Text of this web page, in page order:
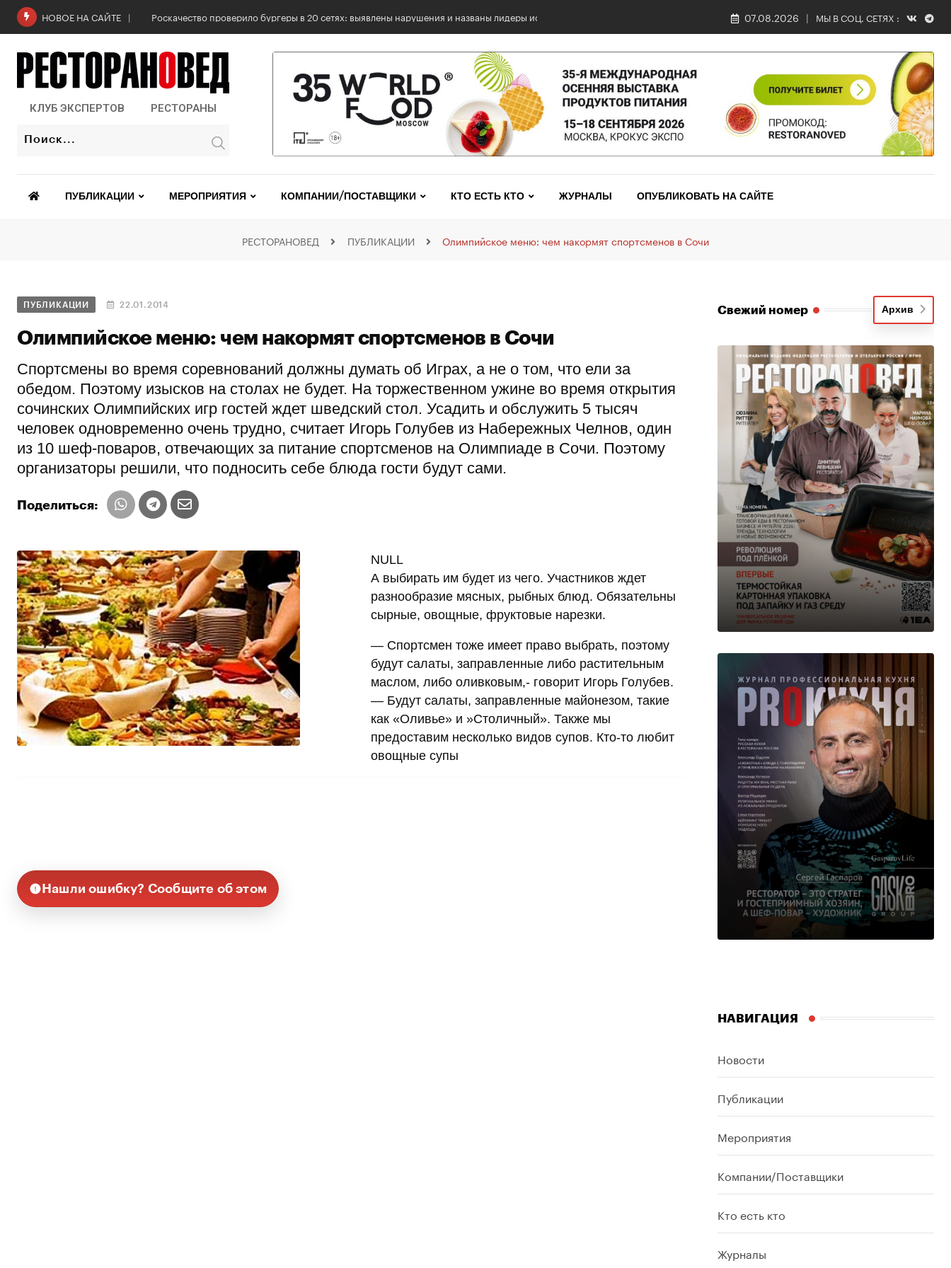
НОВОЕ НА САЙТЕ Роскачество проверило бургеры в 20 сетях: выявлены нарушения и названы лидеры исследования 07.08.2026 МЫ В СОЦ. СЕТЯХ :
КЛУБ ЭКСПЕРТОВ РЕСТОРАНЫ
ПУБЛИКАЦИИ МЕРОПРИЯТИЯ КОМПАНИИ/ПОСТАВЩИКИ КТО ЕСТЬ КТО ЖУРНАЛЫ ОПУБЛИКОВАТЬ НА САЙТЕ
РЕСТОРАНОВЕД ПУБЛИКАЦИИ Олимпийское меню: чем накормят спортсменов в Сочи
ПУБЛИКАЦИИ 22.01.2014
Олимпийское меню: чем накормят спортсменов в Сочи
Спортсмены во время соревнований должны думать об Играх, а не о том, что ели за
обедом. Поэтому изысков на столах не будет. На торжественном ужине во время открытия
сочинских Олимпийских игр гостей ждет шведский стол. Усадить и обслужить 5 тысяч
человек одновременно очень трудно, считает Игорь Голубев из Набережных Челнов, один
из 10 шеф-поваров, отвечающих за питание спортсменов на Олимпиаде в Сочи. Поэтому
организаторы решили, что подносить себе блюда гости будут сами.
Поделиться:
NULL
А выбирать им будет из чего. Участников ждет
разнообразие мясных, рыбных блюд. Обязательны
сырные, овощные, фруктовые нарезки.
— Спортсмен тоже имеет право выбрать, поэтому
будут салаты, заправленные либо растительным
маслом, либо оливковым,- говорит Игорь Голубев.
— Будут салаты, заправленные майонезом, такие
как «Оливье» и »Столичный». Также мы
предоставим несколько видов супов. Кто-то любит
овощные супы
Нашли ошибку? Сообщите об этом
Свежий номер Архив
НАВИГАЦИЯ
Новости
Публикации
Мероприятия
Компании/Поставщики
Кто есть кто
Журналы